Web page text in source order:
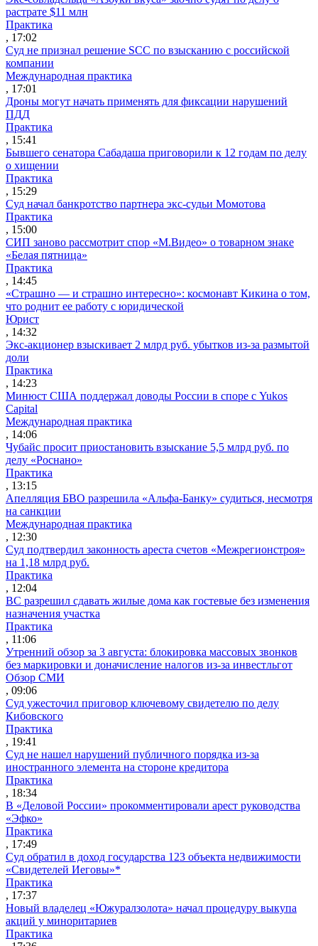
растрате $11 млн
Практика
, 17:02
Суд не признал решение SCC по взысканию с российской
компании
Международная практика
, 17:01
Дроны могут начать применять для фиксации нарушений
ПДД
Практика
, 15:41
Бывшего сенатора Сабадаша приговорили к 12 годам по делу
о хищении
Практика
, 15:29
Суд начал банкротство партнера экс-судьи Момотова
Практика
, 15:00
СИП заново рассмотрит спор «М.Видео» о товарном знаке
«Белая пятница»
Практика
, 14:45
«Страшно — и страшно интересно»: космонавт Кикина о том,
что роднит ее работу с юридической
Юрист
, 14:32
Экс-акционер взыскивает 2 млрд руб. убытков из-за размытой
доли
Практика
, 14:23
Минюст США поддержал доводы России в споре с Yukos
Capital
Международная практика
, 14:06
Чубайс просит приостановить взыскание 5,5 млрд руб. по
делу «Роснано»
Практика
, 13:15
Апелляция БВО разрешила «Альфа-Банку» судиться, несмотря
на санкции
Международная практика
, 12:30
Суд подтвердил законность ареста счетов «Межрегионстроя»
на 1,18 млрд руб.
Практика
, 12:04
ВС разрешил сдавать жилые дома как гостевые без изменения
назначения участка
Практика
, 11:06
Утренний обзор за 3 августа: блокировка массовых звонков
без маркировки и доначисление налогов из-за инвестльгот
Обзор СМИ
, 09:06
Суд ужесточил приговор ключевому свидетелю по делу
Кибовского
Практика
, 19:41
Суд не нашел нарушений публичного порядка из-за
иностранного элемента на стороне кредитора
Практика
, 18:34
В «Деловой России» прокомментировали арест руководства
«Эфко»
Практика
, 17:49
Суд обратил в доход государства 123 объекта недвижимости
«Свидетелей Иеговы»*
Практика
, 17:37
Новый владелец «Южуралзолота» начал процедуру выкупа
акций у миноритариев
Практика